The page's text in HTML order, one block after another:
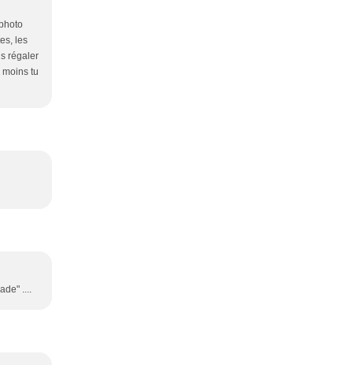
les
régaler
tu
....